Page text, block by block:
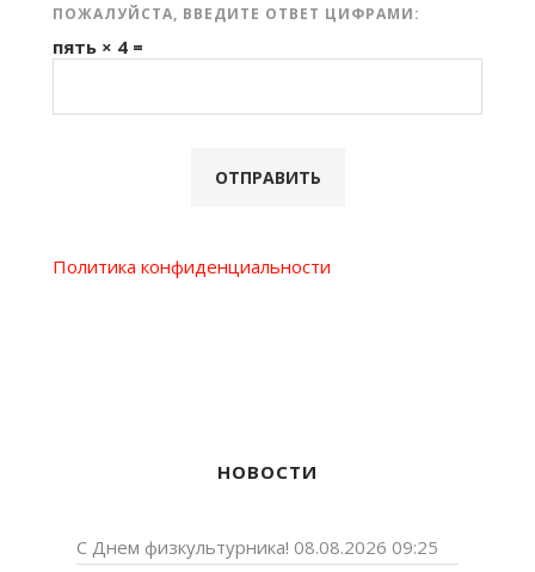
ПОЖАЛУЙСТА, ВВЕДИТЕ ОТВЕТ ЦИФРАМИ:
пять × 4 =
Политика конфиденциальности
НОВОСТИ
С Днем физкультурника! 08.08.2026 09:25